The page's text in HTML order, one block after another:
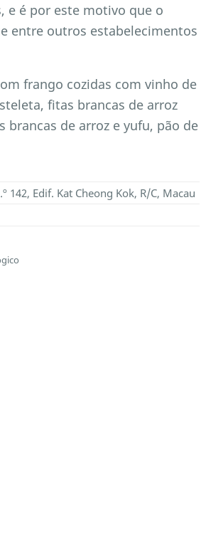
e é por este motivo que o
entre outros estabelecimentos
frango cozidas com vinho de
fitas brancas de arroz
de arroz e yufu, pão de
Edif. Kat Cheong Kok, R/C, Macau